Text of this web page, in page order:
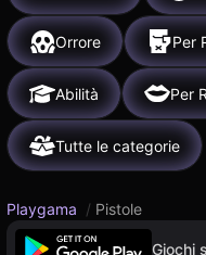
Orrore Per
Abilità Per
Tutte le categorie
Playgama / Pistole
Giochi